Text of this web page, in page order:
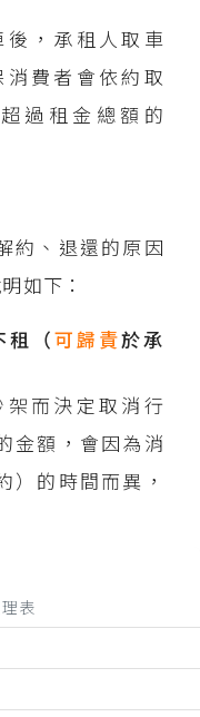
，承租人取車
費者會依約取
過租金總額的
約、退還的原因
如下：
租（可歸責於承
而決定取消行
金額，會因為消
）的時間而異，
表